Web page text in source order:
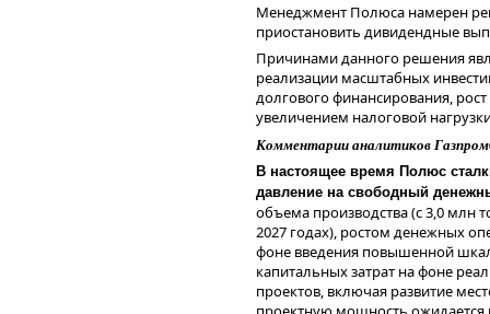
Чтобы инвестировать в акции
сервисе
Читайте последние новости и
—Газпромбанк Инвестиции
Дисклеймер
Данный справочный и
исключительно в
финансовых инструментов,
мнения, сформированного в
являются и не могут
получения дохода от
инструменты. Не является
индивидуальной
финансовых инструментов.
Менеджмент Полюса намерен
приостановить дивидендные
Причинами данного решения
реализации масштабных
долгового финансирования,
увеличением налоговой
Комментарии аналитиков
В настоящее время Полюс
давление на свободный
объема производства (с 3,0 млн
2027 годах), ростом денежных
фоне введения повышенной
капитальных затрат на фоне
проектов, включая развитие